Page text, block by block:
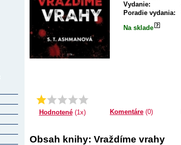
Vydanie:
Poradie vydania:
Na sklade
Priemer:
1.0
Hodnotené(1x) Komentáre (0)
Obsah knihy: Vraždíme vrahy